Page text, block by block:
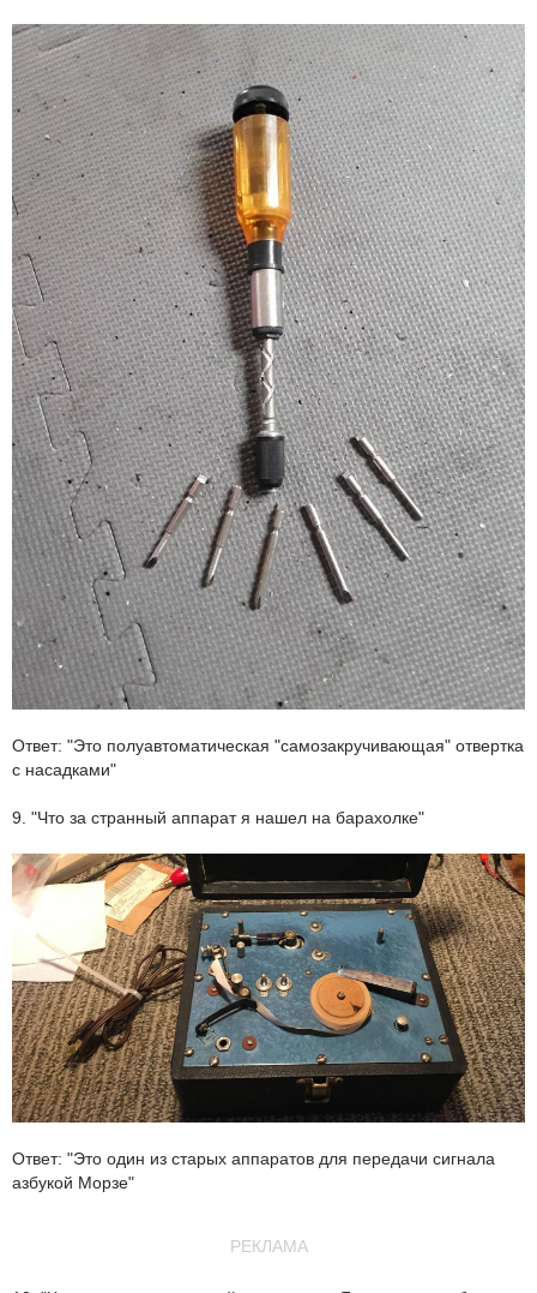
Ответ: "Это полуавтоматическая "самозакручивающая" отвертка
с насадками"
9. "Что за странный аппарат я нашел на барахолке"
Ответ: "Это один из старых аппаратов для передачи сигнала
азбукой Морзе"
РЕКЛАМА